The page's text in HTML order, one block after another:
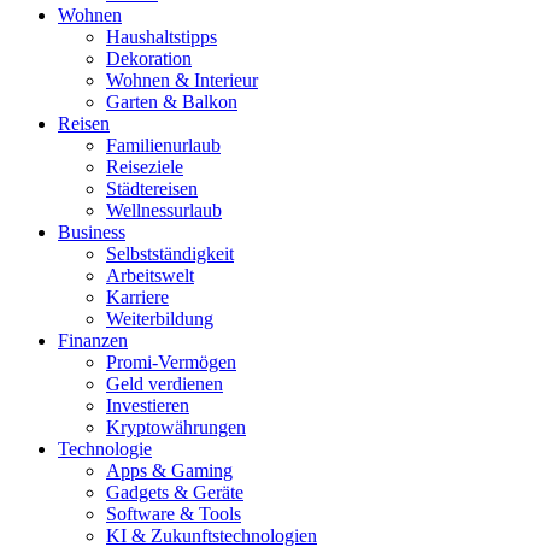
Wohnen
Haushaltstipps
Dekoration
Wohnen & Interieur
Garten & Balkon
Reisen
Familienurlaub
Reiseziele
Städtereisen
Wellnessurlaub
Business
Selbstständigkeit
Arbeitswelt
Karriere
Weiterbildung
Finanzen
Promi-Vermögen
Geld verdienen
Investieren
Kryptowährungen
Technologie
Apps & Gaming
Gadgets & Geräte
Software & Tools
KI & Zukunftstechnologien